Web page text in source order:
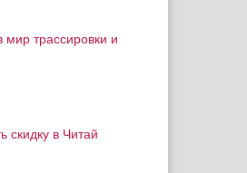
трассировки и
скидку в Читай